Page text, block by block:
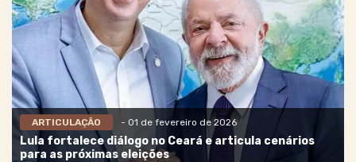
ARTICULAÇÃO - 01 de fevereiro de 2026
Lula fortalece diálogo no Ceará e articula cenários
para as próximas eleições